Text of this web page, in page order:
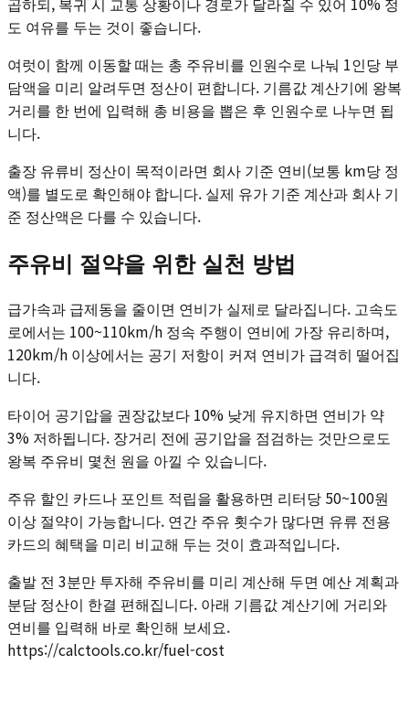
도 여유를 두는 것이 좋습니다.
여럿이 함께 이동할 때는 총 주유비를 인원수로 나눠 1인당 부
담액을 미리 알려두면 정산이 편합니다. 기름값 계산기에 왕복
거리를 한 번에 입력해 총 비용을 뽑은 후 인원수로 나누면 됩
니다.
출장 유류비 정산이 목적이라면 회사 기준 연비(보통 km당 정
액)를 별도로 확인해야 합니다. 실제 유가 기준 계산과 회사 기
준 정산액은 다를 수 있습니다.
주유비 절약을 위한 실천 방법
급가속과 급제동을 줄이면 연비가 실제로 달라집니다. 고속도
로에서는 100~110km/h 정속 주행이 연비에 가장 유리하며,
120km/h 이상에서는 공기 저항이 커져 연비가 급격히 떨어집
니다.
타이어 공기압을 권장값보다 10% 낮게 유지하면 연비가 약
3% 저하됩니다. 장거리 전에 공기압을 점검하는 것만으로도
왕복 주유비 몇천 원을 아낄 수 있습니다.
주유 할인 카드나 포인트 적립을 활용하면 리터당 50~100원
이상 절약이 가능합니다. 연간 주유 횟수가 많다면 유류 전용
카드의 혜택을 미리 비교해 두는 것이 효과적입니다.
출발 전 3분만 투자해 주유비를 미리 계산해 두면 예산 계획과
분담 정산이 한결 편해집니다. 아래 기름값 계산기에 거리와
연비를 입력해 바로 확인해 보세요.
https://calctools.co.kr/fuel-cost